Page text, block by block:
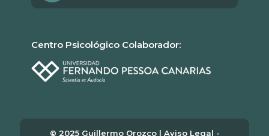
Centro Psicológico Colaborador:
© 2025 Guillermo Orozco | Aviso Legal -